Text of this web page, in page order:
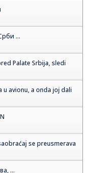
...
Palate Srbija, sledi
u avionu, a onda joj dali
se preusmerava
...